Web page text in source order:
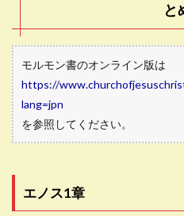
と
モルモン書のオンライン版は
https://
lang=jpn
を参照してください。
エノス1章